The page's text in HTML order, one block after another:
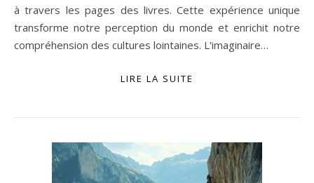
à travers les pages des livres. Cette expérience unique
transforme notre perception du monde et enrichit notre
compréhension des cultures lointaines. L'imaginaire…
LIRE LA SUITE